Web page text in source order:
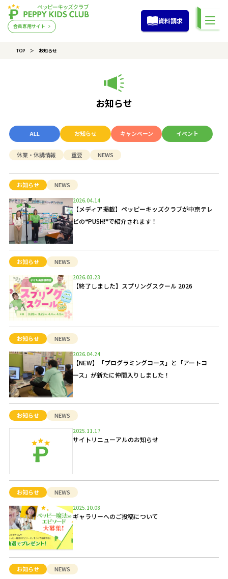
会員専用サイト
資料請求
TOP お知らせ
お知らせ
ALL お知らせ キャンペーン イベント
休業・休講情報 重要 NEWS
お知らせ NEWS
2026.04.14
【メディア掲載】ペッピーキッズクラブが中京テレ
ビの❝PUSH!❞で紹介されます！
お知らせ NEWS
2026.03.23
【終了しました】スプリングスクール 2026
お知らせ NEWS
2026.04.24
【NEW】「プログラミングコース」と「アートコ
ース」が新たに仲間入りしました！
お知らせ NEWS
2025.11.17
サイトリニューアルのお知らせ
お知らせ NEWS
2025.10.08
ギャラリーへのご投稿について
お知らせ NEWS